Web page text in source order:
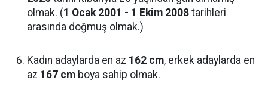
olmak. (1 Ocak 2001 - 1 Ekim 2008 tarihleri
arasında doğmuş olmak.)
Kadın adaylarda en az 162 cm, erkek adaylarda en
az 167 cm boya sahip olmak.